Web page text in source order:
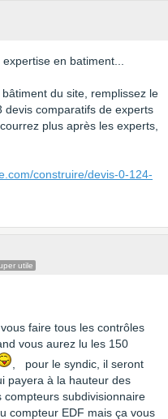
en batiment...
du site, remplissez le
comparatifs de experts
plus après les experts,
construire/devis-0-124-
utile
faire tous les contrôles
vous aurez lu les 150
, pour le syndic, il seront
payera à la hauteur des
subdivisionnaire
compteur EDF mais ça vous